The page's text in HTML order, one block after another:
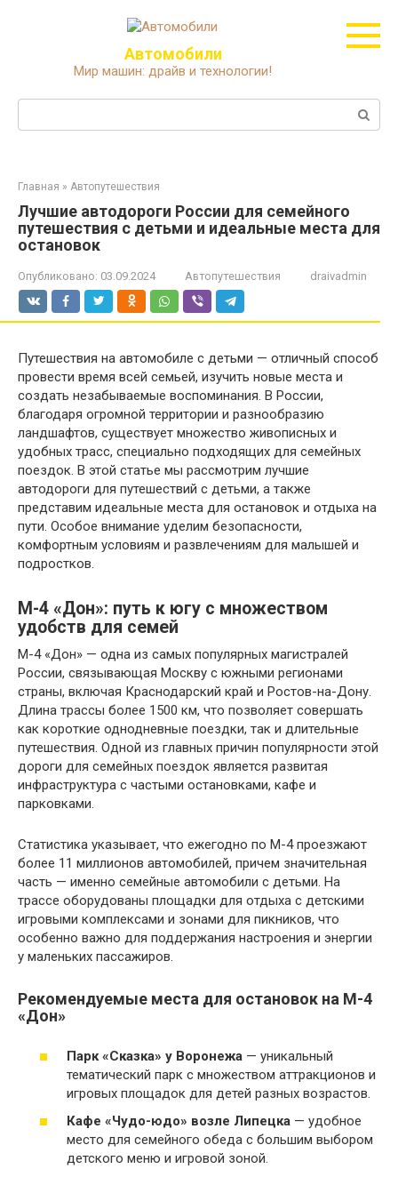
Автомобили
Мир машин: драйв и технологии!
Главная » Автопутешествия
Лучшие автодороги России для семейного
путешествия с детьми и идеальные места для
остановок
Опубликовано: 03.09.2024 Автопутешествия draivadmin
Путешествия на автомобиле с детьми — отличный способ
провести время всей семьей, изучить новые места и
создать незабываемые воспоминания. В России,
благодаря огромной территории и разнообразию
ландшафтов, существует множество живописных и
удобных трасс, специально подходящих для семейных
поездок. В этой статье мы рассмотрим лучшие
автодороги для путешествий с детьми, а также
представим идеальные места для остановок и отдыха на
пути. Особое внимание уделим безопасности,
комфортным условиям и развлечениям для малышей и
подростков.
М-4 «Дон»: путь к югу с множеством
удобств для семей
М-4 «Дон» — одна из самых популярных магистралей
России, связывающая Москву с южными регионами
страны, включая Краснодарский край и Ростов-на-Дону.
Длина трассы более 1500 км, что позволяет совершать
как короткие однодневные поездки, так и длительные
путешествия. Одной из главных причин популярности этой
дороги для семейных поездок является развитая
инфраструктура с частыми остановками, кафе и
парковками.
Статистика указывает, что ежегодно по М-4 проезжают
более 11 миллионов автомобилей, причем значительная
часть — именно семейные автомобили с детьми. На
трассе оборудованы площадки для отдыха с детскими
игровыми комплексами и зонами для пикников, что
особенно важно для поддержания настроения и энергии
у маленьких пассажиров.
Рекомендуемые места для остановок на М-4
«Дон»
Парк «Сказка» у Воронежа — уникальный
тематический парк с множеством аттракционов и
игровых площадок для детей разных возрастов.
Кафе «Чудо-юдо» возле Липецка — удобное
место для семейного обеда с большим выбором
детского меню и игровой зоной.